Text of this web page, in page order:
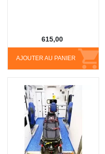
AJOUTER AU PANIER
615,00